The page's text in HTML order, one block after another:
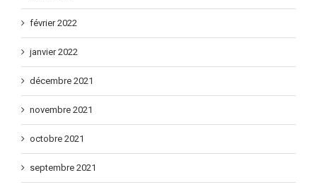
février 2022
janvier 2022
décembre 2021
novembre 2021
octobre 2021
septembre 2021